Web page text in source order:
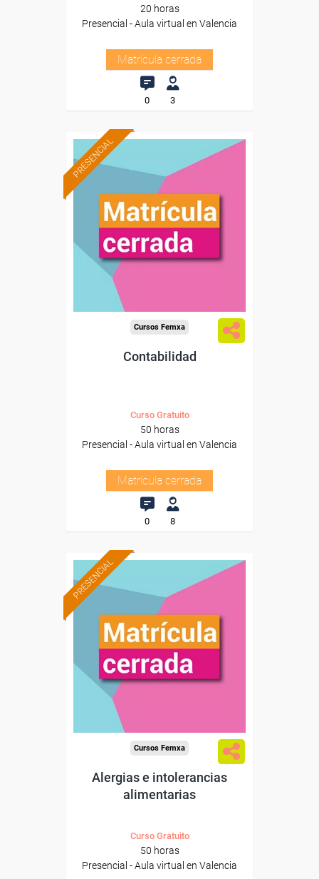
20 horas
Presencial - Aula virtual en Valencia
Matrícula cerrada
0 3
PRESENCIAL
Cursos Femxa
Contabilidad
Curso Gratuito
50 horas
Presencial - Aula virtual en Valencia
Matrícula cerrada
0 8
PRESENCIAL
Cursos Femxa
Alergias e intolerancias
alimentarias
Curso Gratuito
50 horas
Presencial - Aula virtual en Valencia